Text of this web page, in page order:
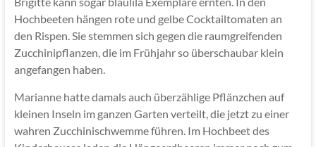
Hochbeeten hängen rote und gelbe Cocktailtomaten an
den Rispen. Sie stemmen sich gegen die raumgreifenden
Zucchinipflanzen, die im Frühjahr so überschaubar klein
angefangen haben.
Marianne hatte damals auch überzählige Pflänzchen auf
kleinen Inseln im ganzen Garten verteilt, die jetzt zu einer
wahren Zucchinischwemme führen. Im Hochbeet des